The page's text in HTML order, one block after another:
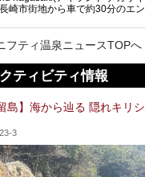
おすすめの周辺観光まで、それ
事は天然炭酸温泉 のもん湯の
崎市街地から車で約30分のエン
と多彩なアクティビティが楽
せない程！ 中でも注目すべきは
設です。
、3つのスパ施設に焦点を当て、
Land Spa」をご紹介します。
フティ温泉ニュースTOPへ
ティビティ情報
島】海から辿る 隠れキリ
3